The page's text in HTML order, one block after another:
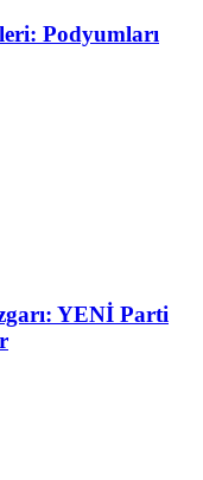
Podyumları
YENİ Parti